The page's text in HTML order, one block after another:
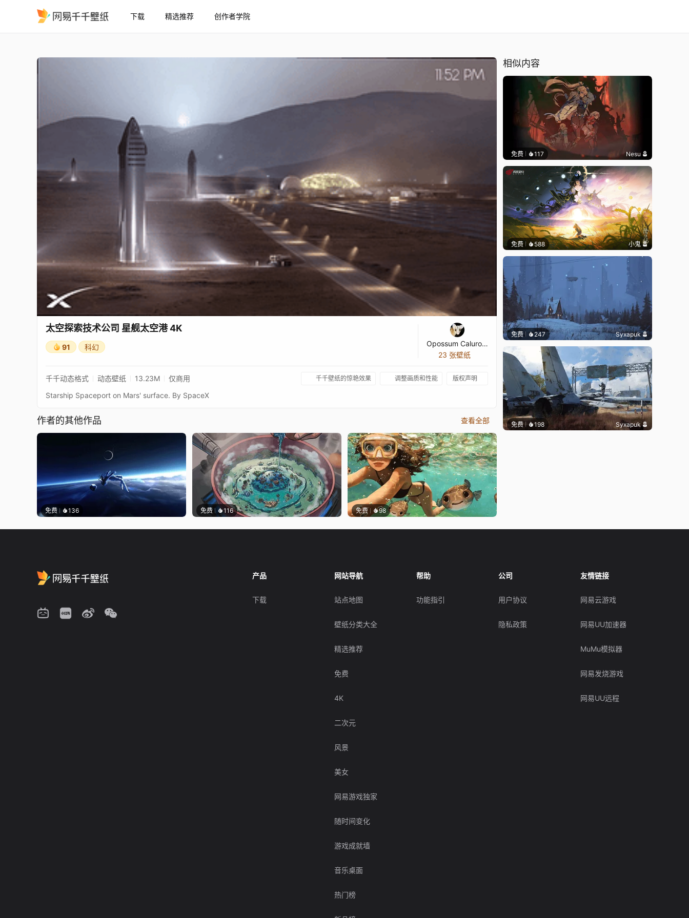
下载 精选推荐 创作者学院
太空探索技术公司 星舰太空港 4K
91 科幻
Opossum Caluromys Philander
23 张壁纸
千千动态格式 动态壁纸 13.23M 仅商用 千千壁纸的惊艳效果 调整画质和性能 版权声明
Starship Spaceport on Mars' surface. By SpaceX
作者的其他作品 查看全部
免费 136 免费 116 免费 98
相似内容
免费 117 Nesu
免费 588 小鬼
免费 247 Syxapuk
免费 198 Syxapuk
产品
下载
网站导航
站点地图
壁纸分类大全
精选推荐
免费
4K
二次元
风景
美女
网易游戏独家
随时间变化
游戏成就墙
音乐桌面
热门榜
帮助
功能指引
公司
用户协议
隐私政策
友情链接
网易云游戏
网易UU加速器
MuMu模拟器
网易发烧游戏
网易UU远程